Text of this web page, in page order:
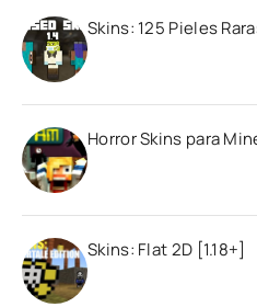
Skins: 125 Pieles
Horror Skins para
Skins: Flat 2D [1.18+]